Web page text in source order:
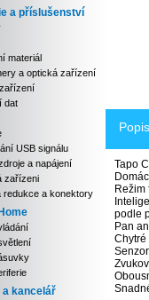
a příslušenství
materiál
a optická zařízení
dat
USB signálu
a napájení
zařízeni
redukce a konektory
a kancelář
Popis
Tapo
podle
Pan
Chytré